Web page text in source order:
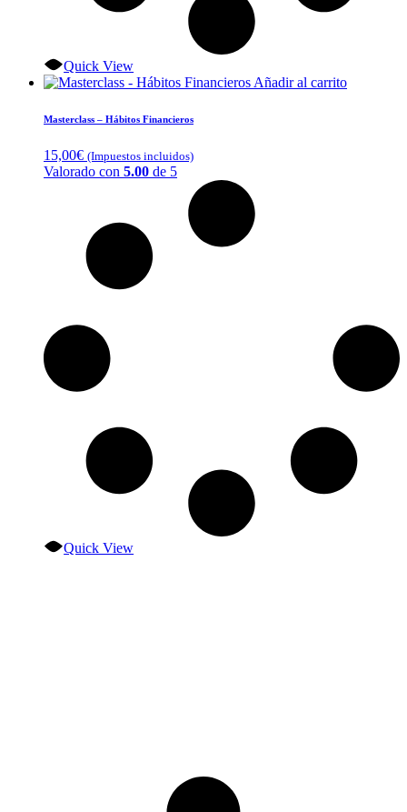
Quick View
Añadir al carrito
Masterclass – Hábitos Financieros
15,00€ (Impuestos incluidos)
Valorado con 5.00 de 5
Quick View